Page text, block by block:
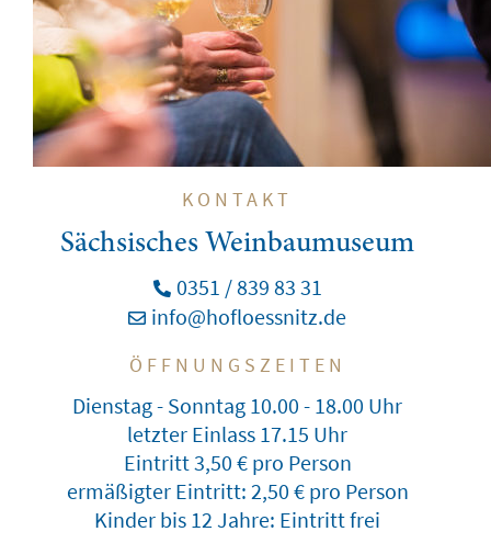
KONTAKT
Sächsisches Weinbaumuseum
0351 / 839 83 31
info@hofloessnitz.de
ÖFFNUNGSZEITEN
Dienstag - Sonntag 10.00 - 18.00 Uhr
letzter Einlass 17.15 Uhr
Eintritt 3,50 € pro Person
ermäßigter Eintritt: 2,50 € pro Person
Kinder bis 12 Jahre: Eintritt frei